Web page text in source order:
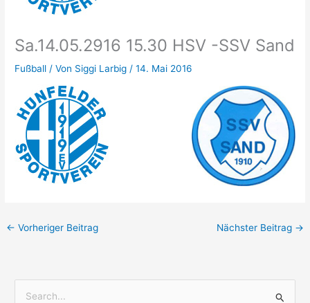
Sa.14.05.2916 15.30 HSV -SSV Sand
Fußball / Von Siggi Larbig /14. Mai 2016
← Vorheriger Beitrag Nächster Beitrag →